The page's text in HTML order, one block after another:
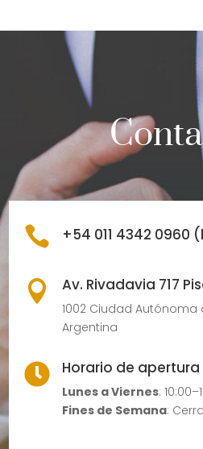
 +54 011 4342
 Av. Rivadavia 717
1002 Ciudad Autónoma
Argentina
 Horario de apertura
Lunes a Viernes:
Fines de Semana: